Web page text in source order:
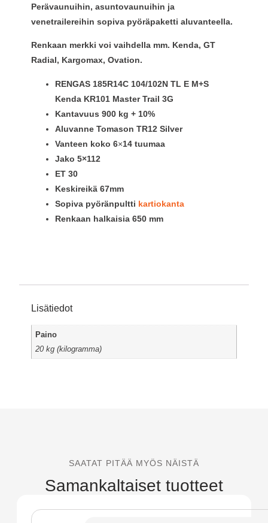
Perävaunuihin, asuntovaunuihin ja
venetrailereihin sopiva pyöräpaketti aluvanteella.
Renkaan merkki voi vaihdella mm. Kenda, GT
Radial, Kargomax, Ovation.
RENGAS 185R14C 104/102N TL E M+S
Kenda KR101 Master Trail 3G
Kantavuus 900 kg + 10%
Aluvanne Tomason TR12 Silver
Vanteen koko 6×14 tuumaa
Jako 5×112
ET 30
Keskireikä 67mm
Sopiva pyöränpultti kartiokanta
Renkaan halkaisia 650 mm
Lisätiedot
Paino
20 kg (kilogramma)
SAATAT PITÄÄ MYÖS NÄISTÄ
Samankaltaiset tuotteet